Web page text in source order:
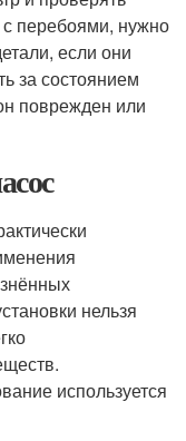
с перебоями, нужно
если они
за состоянием
поврежден или
нельзя
используется